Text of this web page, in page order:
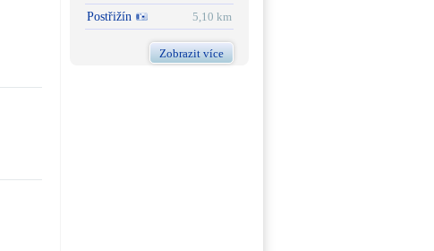
Postřižín
5,10 km
Zobrazit více